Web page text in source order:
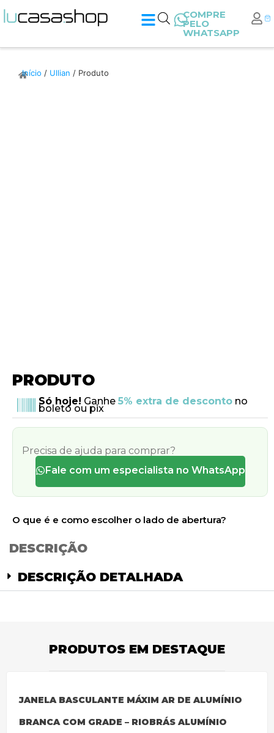
COMPRE
PELO
WHATSAPP
Início / Ullian / Produto
PRODUTO
Só hoje! Ganhe 5% extra de descontono
boleto ou pix
Precisa de ajuda para comprar?
Fale com um especialista no WhatsApp
O que é e como escolher o lado de abertura?
DESCRIÇÃO
DESCRIÇÃO DETALHADA
PRODUTOS EM DESTAQUE
JANELA BASCULANTE MÁXIM AR DE ALUMÍNIO
BRANCA COM GRADE – RIOBRÁS ALUMÍNIO